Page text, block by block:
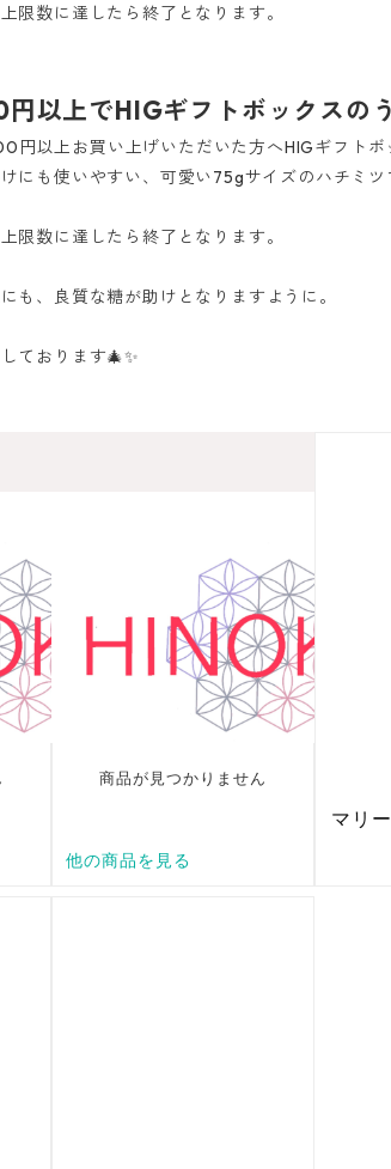
限数に達したら終了となります。
以上でHIGギフトボックスの
円以上お買い上げいただいた方へHIGギフトボ
にも使いやすい、可愛い75gサイズのハチミツ
限数に達したら終了となります。
も、良質な糖が助けとなりますように。
ております🎄✨